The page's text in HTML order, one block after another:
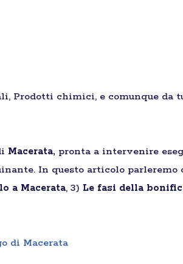
Prodotti chimici, e comunque da
Macerata, pronta a intervenire
In questo articolo parleremo
a Macerata, 3) Le fasi della
di Macerata